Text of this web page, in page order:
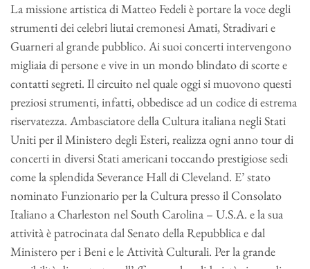
La missione artistica di Matteo Fedeli è portare la voce degli
strumenti dei celebri liutai cremonesi Amati, Stradivari e
Guarneri al grande pubblico. Ai suoi concerti intervengono
migliaia di persone e vive in un mondo blindato di scorte e
contatti segreti. Il circuito nel quale oggi si muovono questi
preziosi strumenti, infatti, obbedisce ad un codice di estrema
riservatezza. Ambasciatore della Cultura italiana negli Stati
Uniti per il Ministero degli Esteri, realizza ogni anno tour di
concerti in diversi Stati americani toccando prestigiose sedi
come la splendida Severance Hall di Cleveland. E’ stato
nominato Funzionario per la Cultura presso il Consolato
Italiano a Charleston nel South Carolina – U.S.A. e la sua
attività è patrocinata dal Senato della Repubblica e dal
Ministero per i Beni e le Attività Culturali. Per la grande